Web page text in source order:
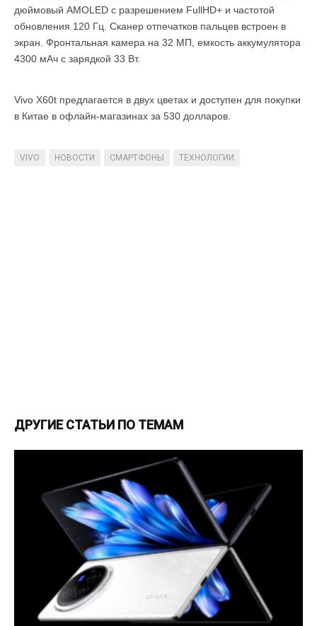
дюймовый AMOLED с разрешением FullHD+ и частотой
обновления 120 Гц. Сканер отпечатков пальцев встроен в
экран. Фронтальная камера на 32 МП, емкость аккумулятора
4300 мАч с зарядкой 33 Вт.
Vivo X60t предлагается в двух цветах и ​​доступен для покупки
в Китае в офлайн-магазинах за 530 долларов.
VIVO НОВОСТИ СМАРТФОНЫ ТЕХНОЛОГИИ
ДРУГИЕ СТАТЬИ ПО ТЕМАМ